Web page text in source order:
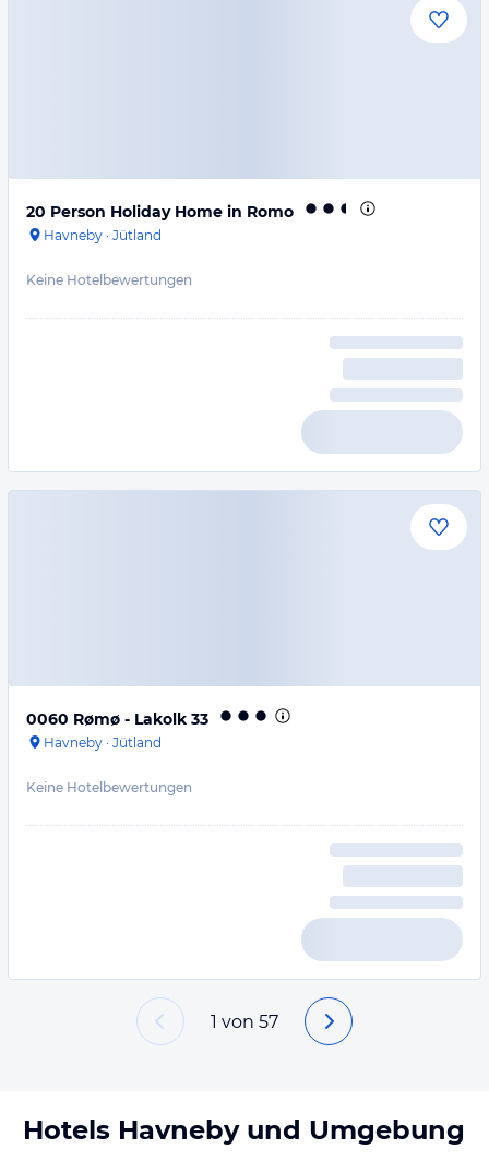
20 Person Holiday Home in Romo
Havneby · Jütland
Keine Hotelbewertungen
0060 Rømø - Lakolk 33
Havneby · Jütland
Keine Hotelbewertungen
1 von 57
Hotels Havnebyund Umgebung